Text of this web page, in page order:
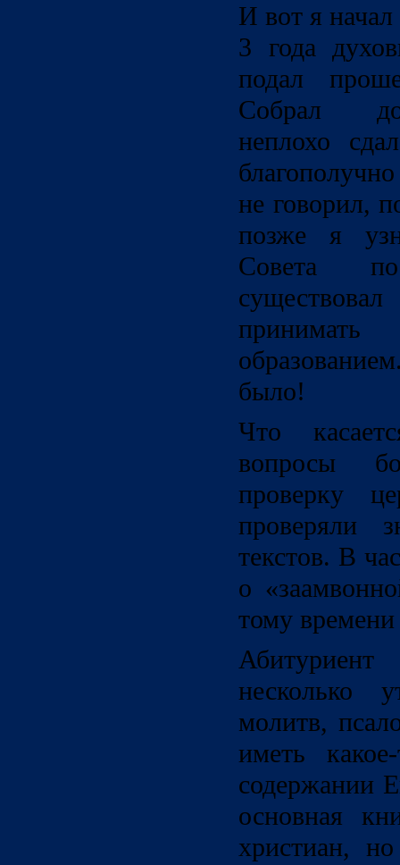
И вот я
3 года
подал
Собрал
неплохо
не говорил,
позже я
Совета
было!
Что
вопросы
проверку
проверяли
текстов. В
о
тому
несколько
молитв,
иметь
содержании
основная
христиан,